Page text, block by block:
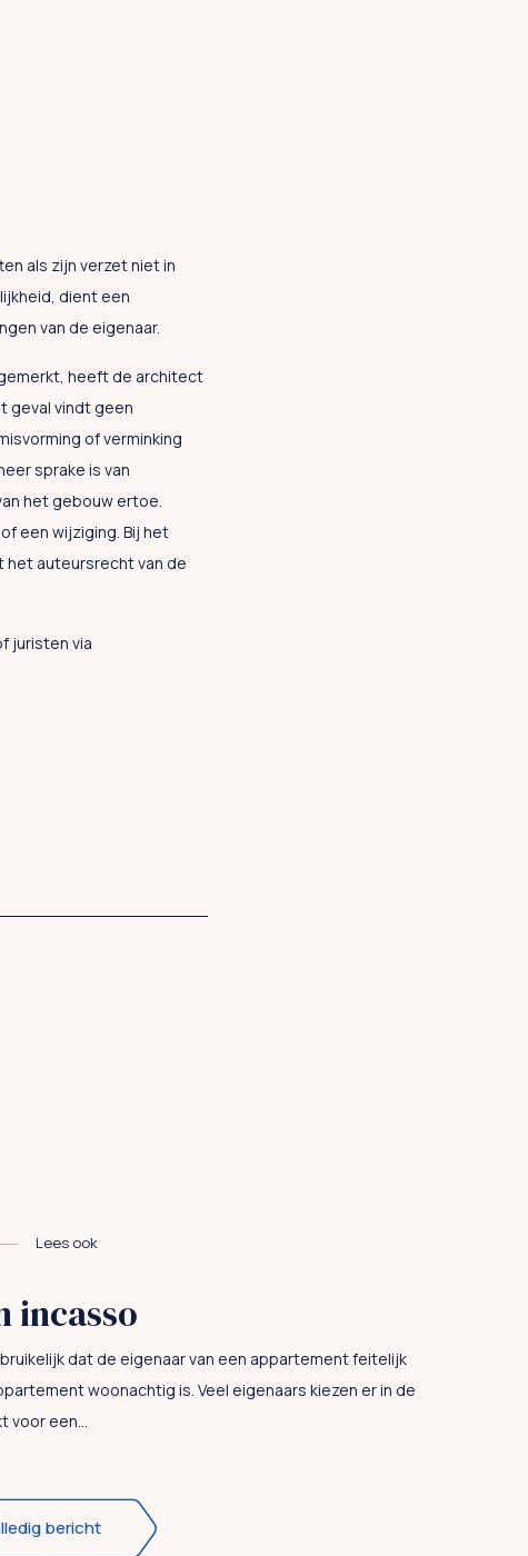
als zijn verzet niet in
dient een
van de eigenaar.
heeft de architect
geval vindt geen
of verminking
sprake is van
het gebouw ertoe.
een wijziging. Bij het
het auteursrecht van de
juristen via
Lees ook
incasso
dat de eigenaar van een appartement feitelijk
woonachtig is. Veel eigenaars kiezen er in de
voor een...
bericht